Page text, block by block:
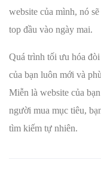
website của mình, nó
top đầu vào ngày mai.
Quá trình tối ưu hóa
của bạn luôn mới và
Miễn là website của
người mua mục tiêu,
tìm kiếm tự nhiên.